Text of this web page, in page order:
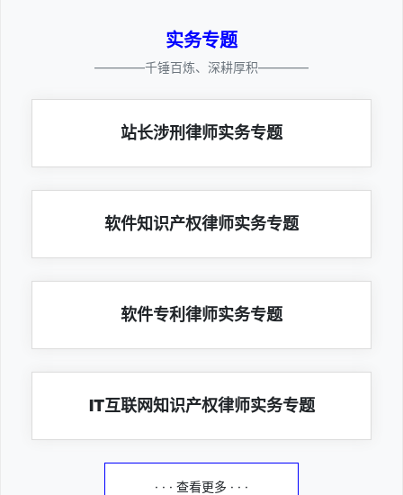
实务专题
————千锤百炼、深耕厚积————
站长涉刑律师实务专题
软件知识产权律师实务专题
软件专利律师实务专题
IT互联网知识产权律师实务专题
· · · 查看更多 · · ·